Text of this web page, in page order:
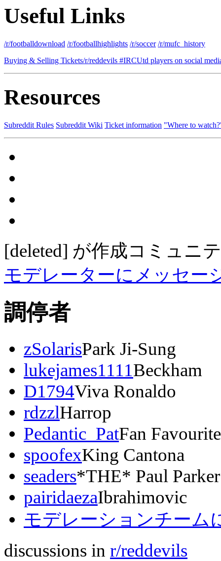
Useful Links
/r/footballdownload /r/footballhighlights /r/soccer /r/mufc_history
Buying & Selling Tickets/r/reddevils #IRCUtd players on social
Resources
Subreddit Rules Subreddit Wiki Ticket information "Where to
[deleted] が作成コミュニ
モデレーターにメッセー
調停者
zSolarisPark Ji-Sung
lukejames1111Beckham
D1794Viva Ronaldo
rdzzlHarrop
Pedantic_PatFan
spoofexKing Cantona
seaders*THE* Paul Parker
pairidaezaIbrahimovic
モデレーションチーム
discussions in r/reddevils